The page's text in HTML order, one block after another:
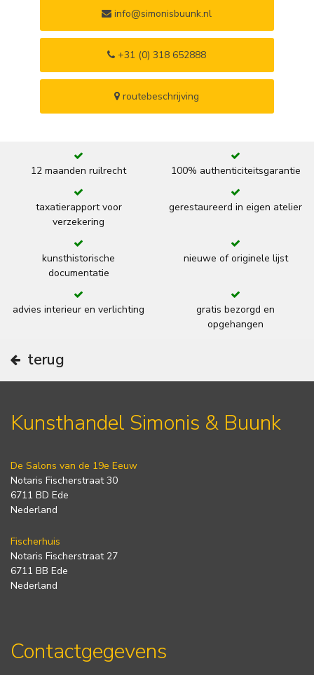
info@simonisbuunk.nl
+31 (0) 318 652888
routebeschrijving
12 maanden ruilrecht 100% authenticiteitsgarantie
taxatierapport voor
verzekering
gerestaureerd in eigen atelier
kunsthistorische
documentatie
nieuwe of originele lijst
advies interieur en verlichting
gratis bezorgd en
opgehangen
terug
Kunsthandel Simonis & Buunk
De Salons van de 19e Eeuw
Notaris Fischerstraat 30
6711 BD Ede
Nederland
Fischerhuis
Notaris Fischerstraat 27
6711 BB Ede
Nederland
Contactgegevens